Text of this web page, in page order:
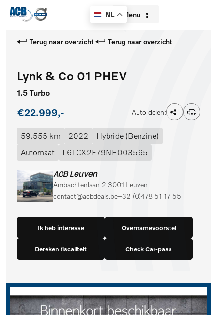
NL Menu
Aanbod
Diensten
Over ons
Verkocht
Terug naar overzicht Terug naar overzicht
Lynk & Co 01 PHEV
1.5 Turbo
€22.999,- Auto delen:
59.555 km 2022
Hybride (Benzine)
Automaat
L6TCX2E79NE003565
ACB Leuven
Ambachtenlaan 2 3001 Leuven
contact@acbdeals.be+32 (0)478 51 17 55
Ik heb interesse Overnamevoorstel
Bereken fiscaliteit Check Car-pass